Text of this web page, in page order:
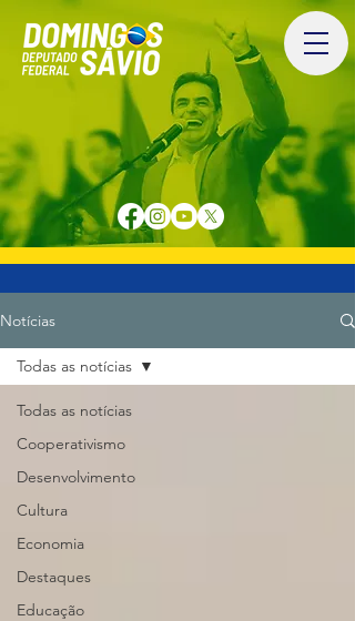
Notícias
Todas as notícias
Cooperativismo
Desenvolvimento
Cultura
Economia
Destaques
Educação
Todas as notícias